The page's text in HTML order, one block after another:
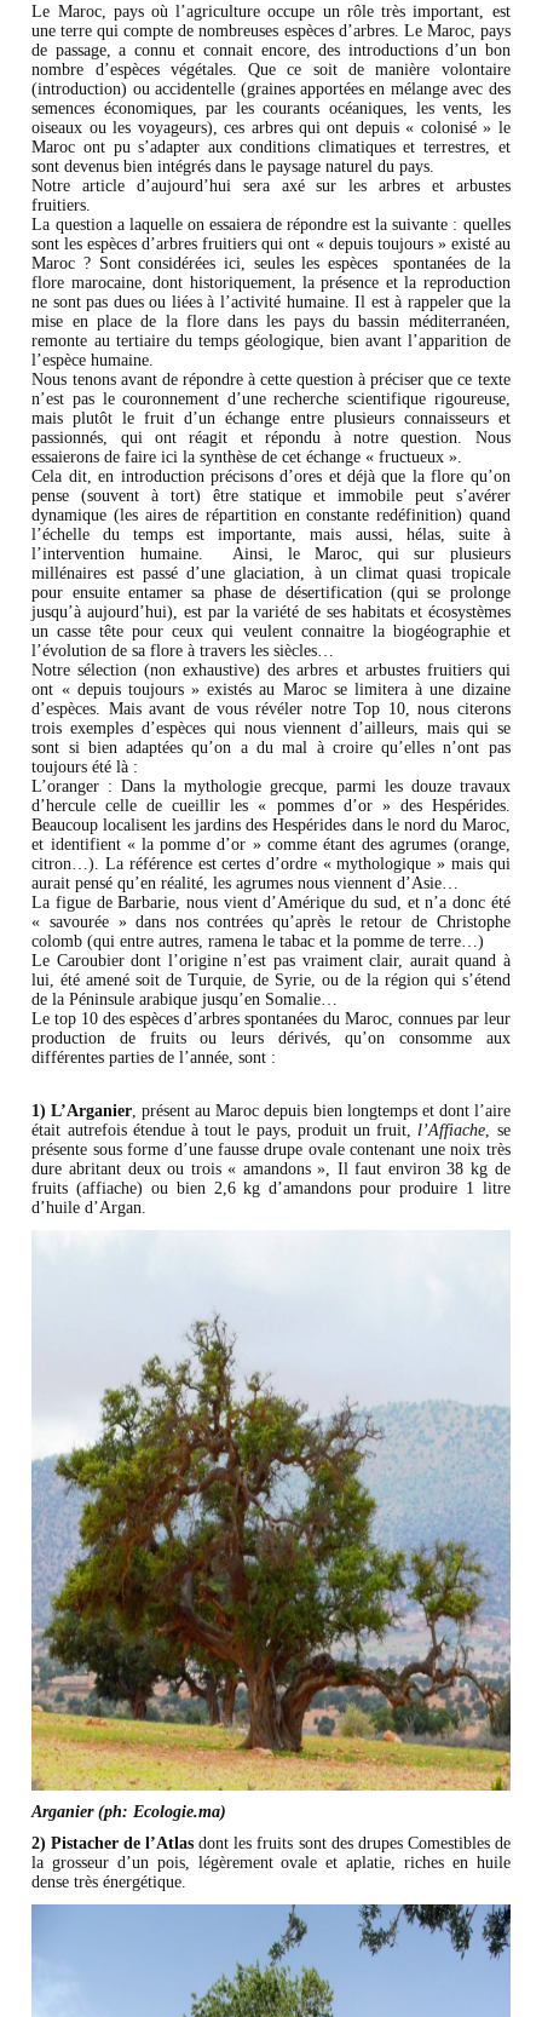
Le Maroc, pays où l’agriculture occupe un rôle très important, est
une terre qui compte de nombreuses espèces d’arbres. Le Maroc, pays
de passage, a connu et connait encore, des introductions d’un bon
nombre d’espèces végétales. Que ce soit de manière volontaire
(introduction) ou accidentelle (graines apportées en mélange avec des
semences économiques, par les courants océaniques, les vents, les
oiseaux ou les voyageurs), ces arbres qui ont depuis « colonisé » le
Maroc ont pu s’adapter aux conditions climatiques et terrestres, et
sont devenus bien intégrés dans le paysage naturel du pays.
Notre article d’aujourd’hui sera axé sur les arbres et arbustes
fruitiers.
La question a laquelle on essaiera de répondre est la suivante : quelles
sont les espèces d’arbres fruitiers qui ont « depuis toujours » existé au
Maroc ? Sont considérées ici, seules les espèces spontanées de la
flore marocaine, dont historiquement, la présence et la reproduction
ne sont pas dues ou liées à l’activité humaine. Il est à rappeler que la
mise en place de la flore dans les pays du bassin méditerranéen,
remonte au tertiaire du temps géologique, bien avant l’apparition de
l’espèce humaine.
Nous tenons avant de répondre à cette question à préciser que ce texte
n’est pas le couronnement d’une recherche scientifique rigoureuse,
mais plutôt le fruit d’un échange entre plusieurs connaisseurs et
passionnés, qui ont réagit et répondu à notre question. Nous
essaierons de faire ici la synthèse de cet échange « fructueux ».
Cela dit, en introduction précisons d’ores et déjà que la flore qu’on
pense (souvent à tort) être statique et immobile peut s’avérer
dynamique (les aires de répartition en constante redéfinition) quand
l’échelle du temps est importante, mais aussi, hélas, suite à
l’intervention humaine. Ainsi, le Maroc, qui sur plusieurs
millénaires est passé d’une glaciation, à un climat quasi tropicale
pour ensuite entamer sa phase de désertification (qui se prolonge
jusqu’à aujourd’hui), est par la variété de ses habitats et écosystèmes
un casse tête pour ceux qui veulent connaitre la biogéographie et
l’évolution de sa flore à travers les siècles…
Notre sélection (non exhaustive) des arbres et arbustes fruitiers qui
ont « depuis toujours » existés au Maroc se limitera à une dizaine
d’espèces. Mais avant de vous révéler notre Top 10, nous citerons
trois exemples d’espèces qui nous viennent d’ailleurs, mais qui se
sont si bien adaptées qu’on a du mal à croire qu’elles n’ont pas
toujours été là :
L’oranger : Dans la mythologie grecque, parmi les douze travaux
d’hercule celle de cueillir les « pommes d’or » des Hespérides.
Beaucoup localisent les jardins des Hespérides dans le nord du Maroc,
et identifient « la pomme d’or » comme étant des agrumes (orange,
citron…). La référence est certes d’ordre « mythologique » mais qui
aurait pensé qu’en réalité, les agrumes nous viennent d’Asie…
La figue de Barbarie, nous vient d’Amérique du sud, et n’a donc été
« savourée » dans nos contrées qu’après le retour de Christophe
colomb (qui entre autres, ramena le tabac et la pomme de terre…)
Le Caroubier dont l’origine n’est pas vraiment clair, aurait quand à
lui, été amené soit de Turquie, de Syrie, ou de la région qui s’étend
de la Péninsule arabique jusqu’en Somalie…
Le top 10 des espèces d’arbres spontanées du Maroc, connues par leur
production de fruits ou leurs dérivés, qu’on consomme aux
différentes parties de l’année, sont :
1) L’Arganier , présent au Maroc depuis bien longtemps et dont l’aire
était autrefois étendue à tout le pays, produit un fruit, l’Affiache , se
présente sous forme d’une fausse drupe ovale contenant une noix très
dure abritant deux ou trois « amandons », Il faut environ 38 kg de
fruits (affiache) ou bien 2,6 kg d’amandons pour produire 1 litre
d’huile d’Argan.
Arganier (ph: Ecologie.ma)
2) Pistacher de l’Atlas dont les fruits sont des drupes Comestibles de
la grosseur d’un pois, légèrement ovale et aplatie, riches en huile
dense très énergétique.